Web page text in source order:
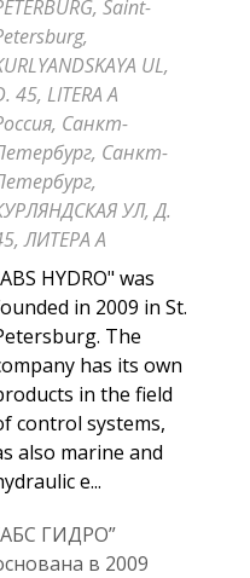
Saint-
UL,
45, LITERA A
Санкт-
Санкт-
УЛ, Д.
ЛИТЕРА А
HYDRO" was
in 2009 in St.
The
has its own
in the field
control systems,
also marine and
e...
ГИДРО”
в 2009